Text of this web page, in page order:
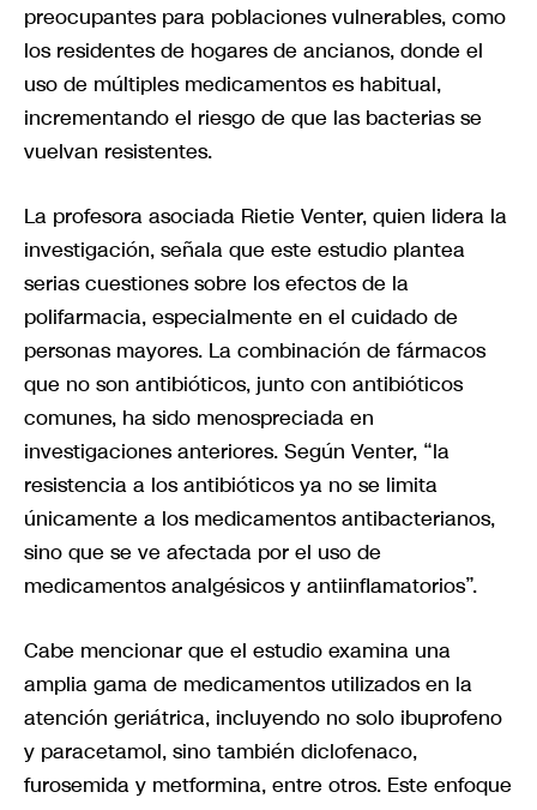
preocupantes para poblaciones vulnerables, como
los residentes de hogares de ancianos, donde el
uso de múltiples medicamentos es habitual,
incrementando el riesgo de que las bacterias se
vuelvan resistentes.
La profesora asociada Rietie Venter, quien lidera la
investigación, señala que este estudio plantea
serias cuestiones sobre los efectos de la
polifarmacia, especialmente en el cuidado de
personas mayores. La combinación de fármacos
que no son antibióticos, junto con antibióticos
comunes, ha sido menospreciada en
investigaciones anteriores. Según Venter, “la
resistencia a los antibióticos ya no se limita
únicamente a los medicamentos antibacterianos,
sino que se ve afectada por el uso de
medicamentos analgésicos y antiinflamatorios”.
Cabe mencionar que el estudio examina una
amplia gama de medicamentos utilizados en la
atención geriátrica, incluyendo no solo ibuprofeno
y paracetamol, sino también diclofenaco,
furosemida y metformina, entre otros. Este enfoque